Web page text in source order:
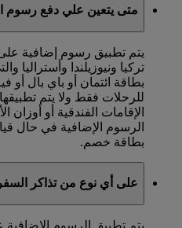
متى يتعين علي دفع رسوم
يتم تطبيق رسوم إضافية
تركيا ونيوزيلندا وأستراليا
بطاقة ائتمان أو باي بال أو
للرحلات فقط ولا يتم
الإقامات الفندقية أو أوزان
الرسوم الإضافية في حال
بطاقة خصم.
على أي نوع من تذاكر
يتم تطبيق الرسوم الإضافية